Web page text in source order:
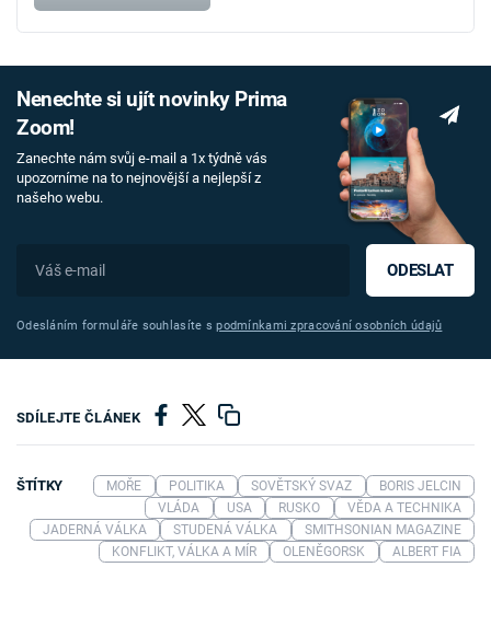
Nenechte si ujít novinky Prima
Zoom!
Zanechte nám svůj e-mail a 1x týdně vás
upozorníme na to nejnovější a nejlepší z
našeho webu.
ODESLAT
Odesláním formuláře souhlasíte spodmínkami zpracování osobních údajů
SDÍLEJTE ČLÁNEK
ŠTÍTKY MOŘE POLITIKA SOVĚTSKÝ SVAZ
BORIS JELCIN
VLÁDA
USA RUSKO
VĚDA A TECHNIKA
JADERNÁ VÁLKA
STUDENÁ VÁLKA
SMITHSONIAN MAGAZINE
KONFLIKT, VÁLKA A MÍR
OLENĚGORSK ALBERT FIA